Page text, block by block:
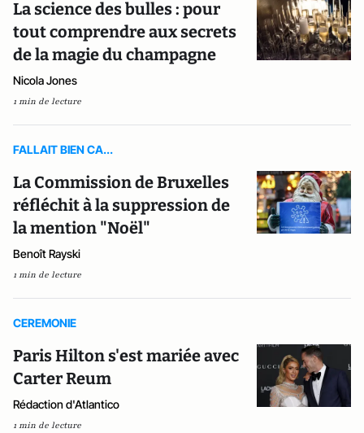
La science des bulles : pour
tout comprendre aux secrets
de la magie du champagne
Nicola Jones
1 min de lecture
FALLAIT BIEN CA...
La Commission de Bruxelles
réfléchit à la suppression de
la mention "Noël"
Benoît Rayski
1 min de lecture
CEREMONIE
Paris Hilton s'est mariée avec
Carter Reum
Rédaction d'Atlantico
1 min de lecture